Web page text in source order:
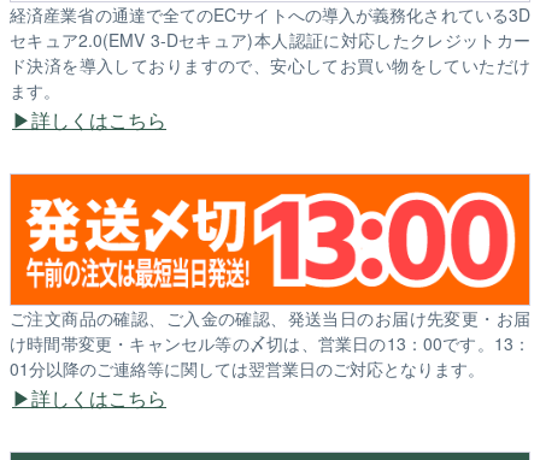
経済産業省の通達で全てのECサイトへの導入が義務化されている3D
セキュア2.0(EMV 3-Dセキュア)本人認証に対応したクレジットカー
ド決済を導入しておりますので、安心してお買い物をしていただけ
ます。
詳しくはこちら
ご注文商品の確認、ご入金の確認、発送当日のお届け先変更・お届
け時間帯変更・キャンセル等の〆切は、営業日の13：00です。13：
01分以降のご連絡等に関しては翌営業日のご対応となります。
詳しくはこちら